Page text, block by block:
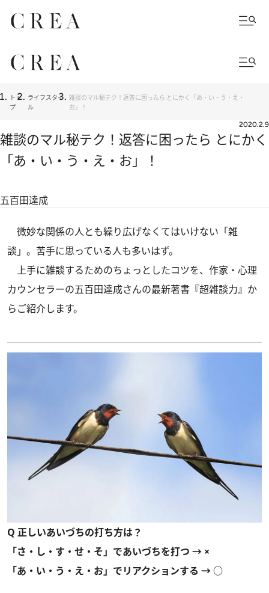
トッ
プ
ライフスタイ
ル
雑談のマル秘テク！返答に困ったら とにかく「あ・い・う・え・
お」！
2020.2.9
雑談のマル秘テク！返答に困ったら とにかく
「あ・い・う・え・お」！
五百田達成
微妙な関係の人とも繰り広げなくてはいけない「雑
談」。苦手に思っている人も多いはず。
上手に雑談するためのちょっとしたコツを、作家・心理
カウンセラーの五百田達成さんの最新著書 『超雑談力』 か
らご紹介します。
Q 正しいあいづちの打ち方は？
「さ・し・す・せ・そ」であいづちを打つ → ×
「あ・い・う・え・お」でリアクションする → ○